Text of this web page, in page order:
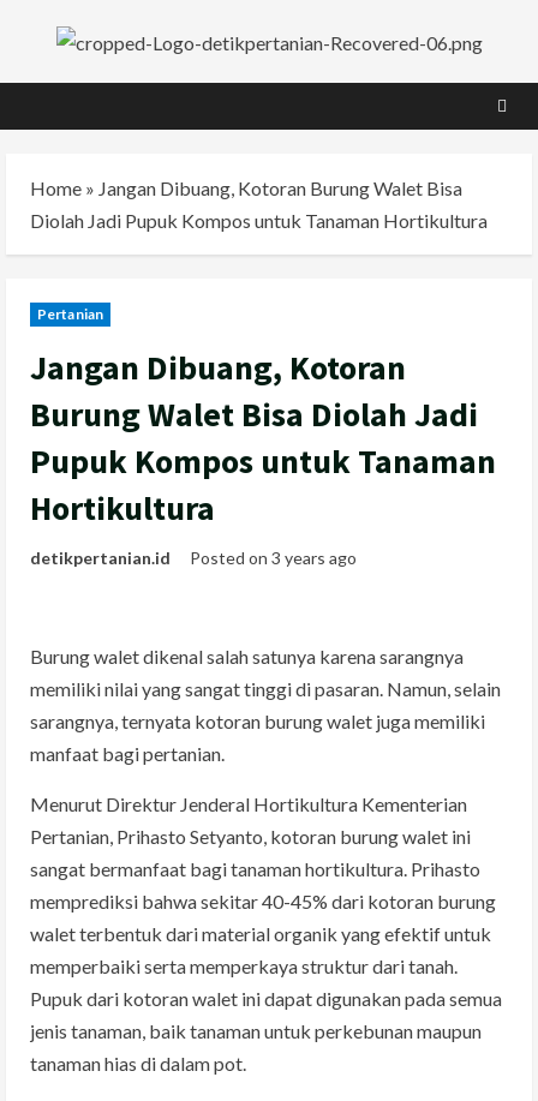
content
Home » Jangan Dibuang, Kotoran Burung Walet Bisa
Diolah Jadi Pupuk Kompos untuk Tanaman Hortikultura
Pertanian
Jangan Dibuang, Kotoran
Burung Walet Bisa Diolah Jadi
Pupuk Kompos untuk Tanaman
Hortikultura
detikpertanian.id Posted on 3 years ago
Burung walet dikenal salah satunya karena sarangnya
memiliki nilai yang sangat tinggi di pasaran. Namun, selain
sarangnya, ternyata kotoran burung walet juga memiliki
manfaat bagi pertanian.
Menurut Direktur Jenderal Hortikultura Kementerian
Pertanian, Prihasto Setyanto, kotoran burung walet ini
sangat bermanfaat bagi tanaman hortikultura. Prihasto
memprediksi bahwa sekitar 40-45% dari kotoran burung
walet terbentuk dari material organik yang efektif untuk
memperbaiki serta memperkaya struktur dari tanah.
Pupuk dari kotoran walet ini dapat digunakan pada semua
jenis tanaman, baik tanaman untuk perkebunan maupun
tanaman hias di dalam pot.